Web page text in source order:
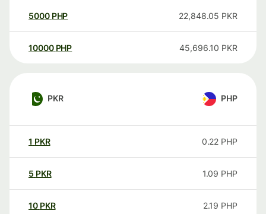
5000 PHP 22,848.05 PKR
10000 PHP 45,696.10 PKR
PKR PHP
1 PKR 0.22 PHP
5 PKR 1.09 PHP
10 PKR 2.19 PHP